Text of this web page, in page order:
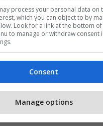
process your personal data on
which you can object to by
Look for a link at the bottom of
to manage or withdraw consent
Consent
Manage options